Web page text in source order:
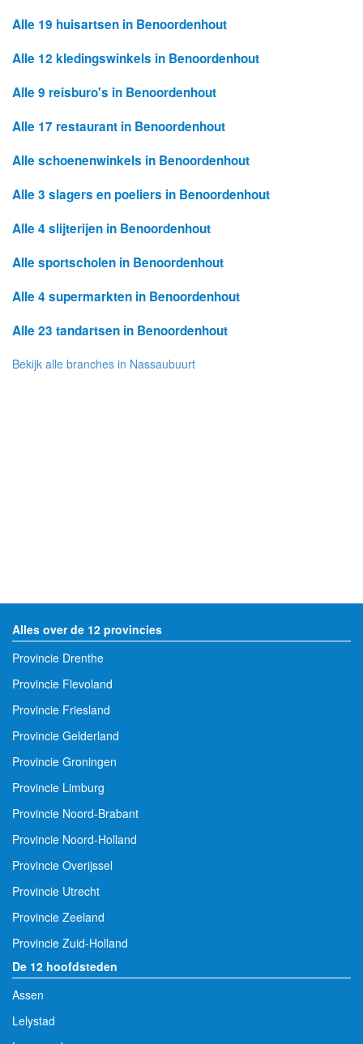
Alle 19 huisartsen in Benoordenhout
Alle 12 kledingswinkels in Benoordenhout
Alle 9 reisburo's in Benoordenhout
Alle 17 restaurant in Benoordenhout
Alle schoenenwinkels in Benoordenhout
Alle 3 slagers en poeliers in Benoordenhout
Alle 4 slijterijen in Benoordenhout
Alle sportscholen in Benoordenhout
Alle 4 supermarkten in Benoordenhout
Alle 23 tandartsen in Benoordenhout
Bekijk alle branches in Nassaubuurt
Alles over de 12 provincies
Provincie Drenthe
Provincie Flevoland
Provincie Friesland
Provincie Gelderland
Provincie Groningen
Provincie Limburg
Provincie Noord-Brabant
Provincie Noord-Holland
Provincie Overijssel
Provincie Utrecht
Provincie Zeeland
Provincie Zuid-Holland
De 12 hoofdsteden
Assen
Lelystad